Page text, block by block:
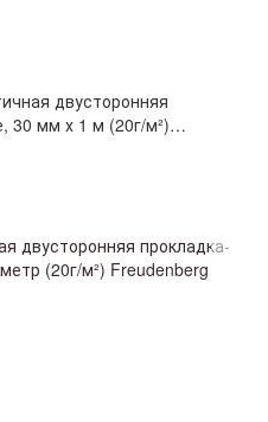
двусторонняя
30 мм х 1 м (20г/м²)